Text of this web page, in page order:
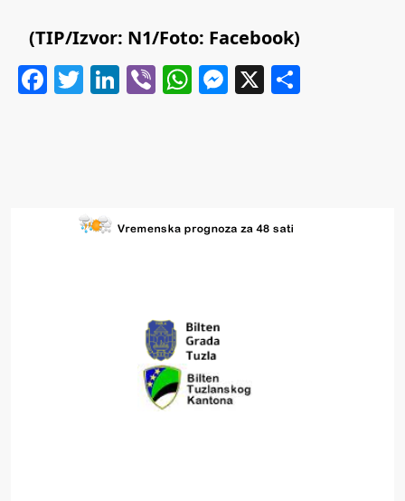
(TIP/Izvor: N1/Foto: Facebook)
Facebook
Twitter
LinkedIn
ViberWhatsApp
Messenger
X